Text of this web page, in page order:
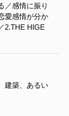
／感情に振り
愛感情が分か
2.THE HIGE
建築、あるい